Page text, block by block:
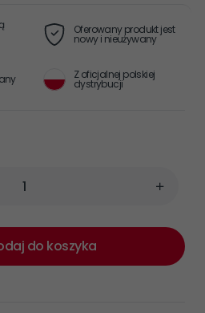
Oferowany produkt jest
nowy i nieużywany
Z oficjalnej polskiej
dystrybucji
do koszyka